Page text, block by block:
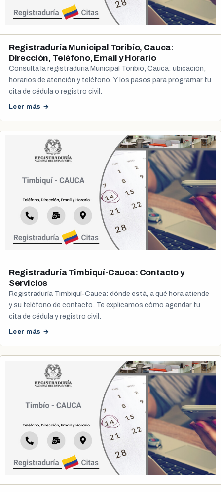
Registraduría Municipal Toribío, Cauca:
Dirección, Teléfono, Email y Horario
Consulta la registraduría Municipal Toribío, Cauca: ubicación,
horarios de atención y teléfono. Y los pasos para programar tu
cita de cédula o registro civil.
Leer más →
Registraduría Timbiquí-Cauca: Contacto y
Servicios
Registraduría Timbiquí-Cauca: dónde está, a qué hora atiende
y su teléfono de contacto. Te explicamos cómo agendar tu
cita de cédula y registro civil.
Leer más →